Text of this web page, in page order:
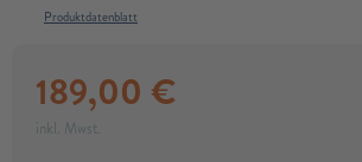
Produktdatenblatt
189,00 €
inkl. Mwst.